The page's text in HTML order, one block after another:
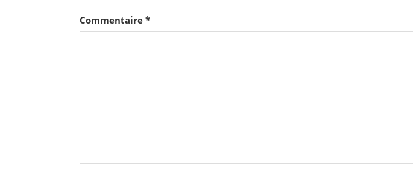
Commentaire *